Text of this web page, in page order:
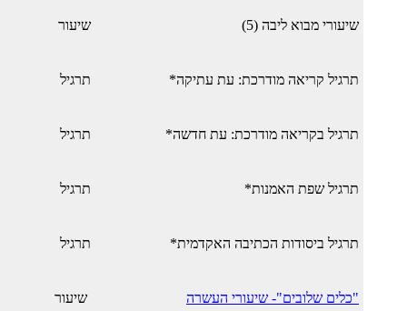
שיעורי מבוא ליבה (5) שיעור
תרגיל קריאה מודרכת: עת עתיקה* תרגיל
תרגיל בקריאה מודרכת: עת חדשה* תרגיל
תרגיל שפת האמנות* תרגיל
תרגיל ביסודות הכתיבה האקדמית* תרגיל
"כלים שלובים"- שיעורי העשרה שיעור